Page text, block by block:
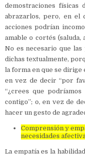
demostraciones físicas
abrazarlos, pero, en el
acciones podrían
amable o cortés
No es necesario que las
dichas textualmente,
la forma en que se dirige
en vez de decir “por
“¿crees que
contigo”; o, en vez de
hacer un gesto de
Comprensión y
necesidades
La empatía es la